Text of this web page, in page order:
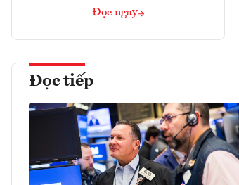
Đọc ngay
Đọc tiếp